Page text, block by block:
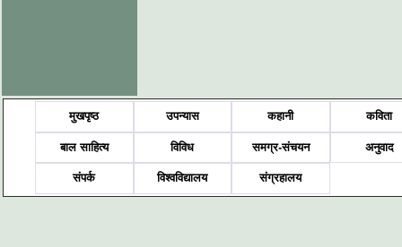
मुखपृष्ठ उपन्यास कहानी कविता
बाल साहित्य विविध समग्र-संचयन अनुवाद
संपर्क विश्वविद्यालय संग्रहालय